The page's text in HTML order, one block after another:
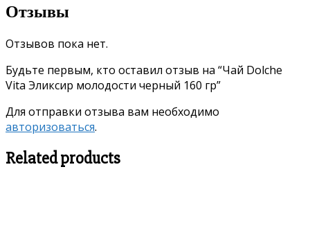
Отзывы
Отзывов пока нет.
Будьте первым, кто оставил отзыв на “Чай Dolche
Vita Эликсир молодости черный 160 гр”
Для отправки отзыва вам необходимо
авторизоваться.
Related products